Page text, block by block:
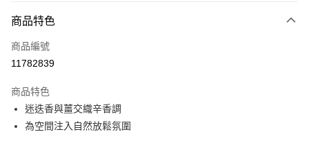
信用卡一次付款
超商取貨付款
Apple Pay
街口支付
商品特色
商品編號
11782839
商品特色
迷迭香與薑交織辛香調
為空間注入自然放鬆氛圍